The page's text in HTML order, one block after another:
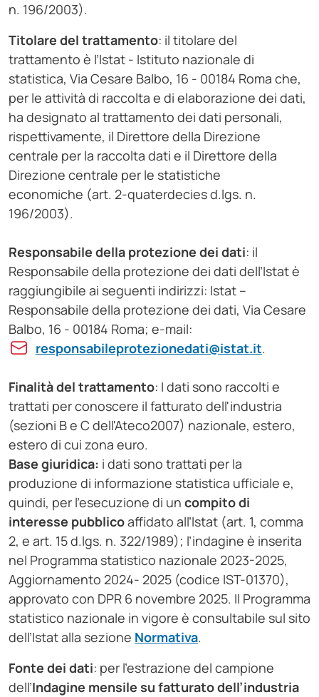
n. 196/2003).
Titolare del trattamento: il titolare del
trattamento è l’Istat - Istituto nazionale di
statistica, Via Cesare Balbo, 16 - 00184 Roma che,
per le attività di raccolta e di elaborazione dei dati,
ha designato al trattamento dei dati personali,
rispettivamente, il Direttore della Direzione
centrale per la raccolta dati e il Direttore della
Direzione centrale per le statistiche
economiche (art. 2-quaterdecies d.lgs. n.
196/2003).
Responsabile della protezione dei dati: il
Responsabile della protezione dei dati dell’Istat è
raggiungibile ai seguenti indirizzi: Istat –
Responsabile della protezione dei dati, Via Cesare
Balbo, 16 - 00184 Roma; e-mail:
responsabileprotezionedati@istat.it.
Finalità del trattamento: I dati sono raccolti e
trattati per conoscere il fatturato dell'industria
(sezioni B e C dell'Ateco2007) nazionale, estero,
estero di cui zona euro.
Base giuridica: i dati sono trattati per la
produzione di informazione statistica ufficiale e,
quindi, per l’esecuzione di un compito di
interesse pubblicoaffidato all’Istat (art. 1, comma
2, e art. 15 d.lgs. n. 322/1989); l’indagine è inserita
nel Programma statistico nazionale 2023-2025,
Aggiornamento 2024- 2025 (codice IST-01370),
approvato con DPR 6 novembre 2025. Il Programma
statistico nazionale in vigore è consultabile sul sito
dell’Istat alla sezione Normativa.
Fonte dei dati: per l’estrazione del campione
dell’Indagine mensile su fatturato dell’industria